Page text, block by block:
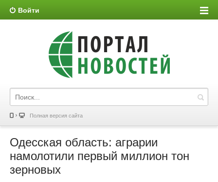
Войти
Полная версия сайта
Одесская область: аграрии
намолотили первый миллион тон
зерновых